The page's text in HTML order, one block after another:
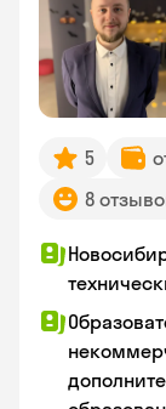
5
8